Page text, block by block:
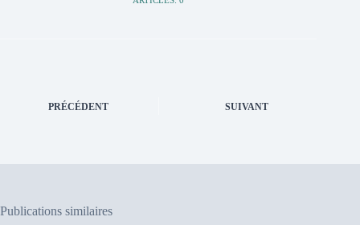
PRÉCÉDENT SUIVANT
Publications similaires